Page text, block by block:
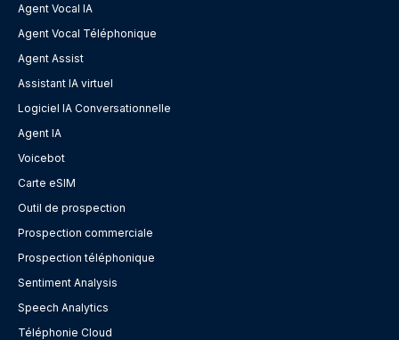
Agent Vocal IA
Agent Vocal Téléphonique
Agent Assist
Assistant IA virtuel
Logiciel IA Conversationnelle
Agent IA
Voicebot
Carte eSIM
Outil de prospection
Prospection commerciale
Prospection téléphonique
Sentiment Analysis
Speech Analytics
Téléphonie Cloud